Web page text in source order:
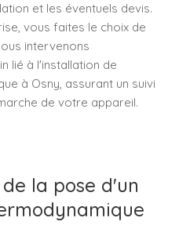
et les éventuels devis.
vous faites le choix de
intervenons
lié à l'installation de
à Osny, assurant un suivi
de votre appareil.
la pose d'un